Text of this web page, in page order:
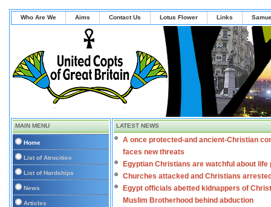
Who Are We Aims Contact Us Lotus Flower Links
MAIN MENU
Home
List of Atrocities
List of Hardships
News
Articles
LATEST NEWS
A once protected-and ancient-Christian
faces new threats
Egyptian Christians are watchful about life
Churches attacked and Christians
Egypt officials abetted kidnappers of
Muslim Brotherhood behind abduction